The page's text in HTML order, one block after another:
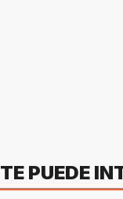
TE PUEDE